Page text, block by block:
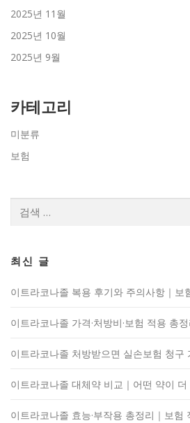
2025년 11월
2025년 10월
2025년 9월
카테고리
미분류
보험
최신 글
이트라코나졸 복용 후기와 주의사항｜보
이트라코나졸 가격·처방비·보험 적용 총정
이트라코나졸 처방받으면 실손보험 청구
이트라코나졸 대체약 비교｜어떤 약이
이트라코나졸 효능·부작용 총정리｜보험